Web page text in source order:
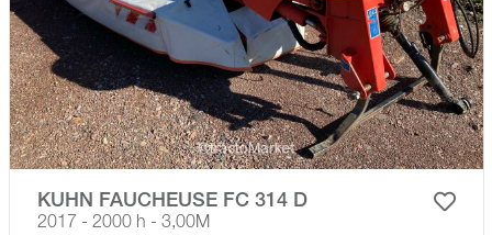
KUHN FAUCHEUSE FC 314 D
2017 - 2000 h - 3,00M